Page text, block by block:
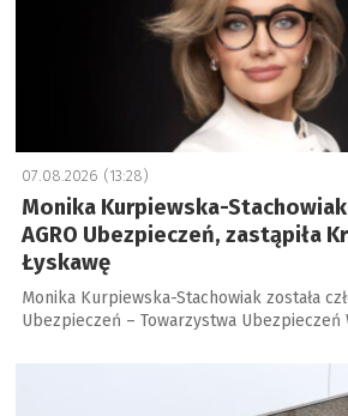
07.08.2026 (13:28)
Monika Kurpiewska-
AGRO Ubezpieczeń, zastąpiła
Łyskawę
Monika Kurpiewska-Stachowiak została
Ubezpieczeń – Towarzystwa Ubezpieczeń